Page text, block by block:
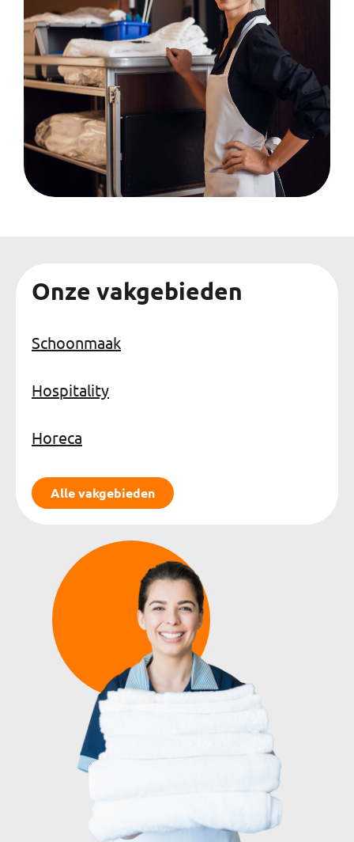
Onze vakgebieden
Schoonmaak
Hospitality
Horeca
Alle vakgebieden